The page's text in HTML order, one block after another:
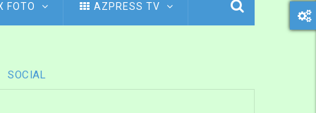
FOTO AZPRESS TV
SOCIAL